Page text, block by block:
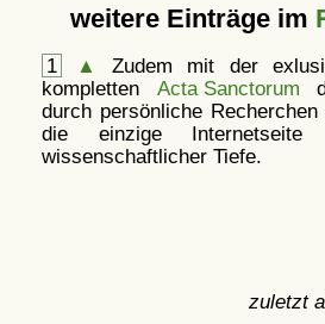
weitere Einträge im
1 ▲
Zudem mit der
kompletten Acta Sanctorum
durch persönliche
die einzige
wissenschaftlicher Tiefe.
zuletzt